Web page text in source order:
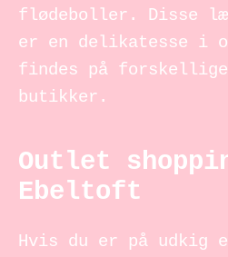
flødeboller. Disse
er en delikatesse i
findes på
butikker.
Outlet
Ebeltoft
Hvis du er på udkig